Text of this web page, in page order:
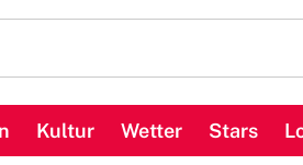
Kultur Wetter Stars